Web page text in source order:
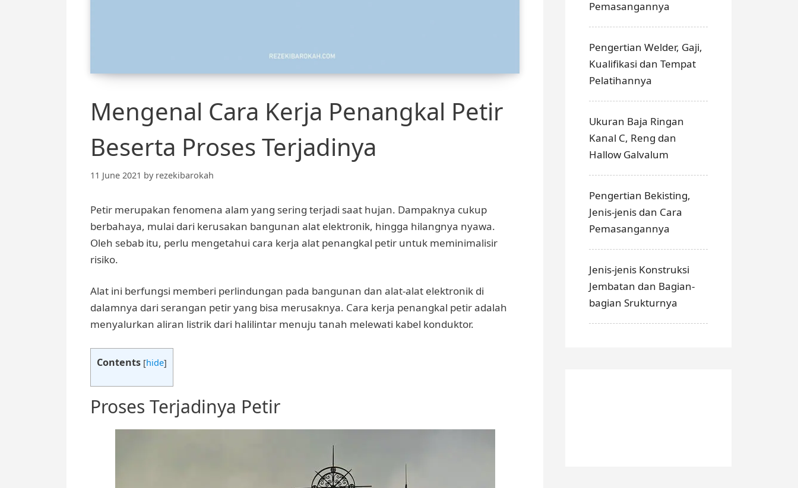
Mengenal Cara Kerja Penangkal Petir
Beserta Proses Terjadinya
11 June 2021 by rezekibarokah
Petir merupakan fenomena alam yang sering terjadi saat hujan. Dampaknya cukup
berbahaya, mulai dari kerusakan bangunan alat elektronik, hingga hilangnya nyawa.
Oleh sebab itu, perlu mengetahui cara kerja alat penangkal petir untuk meminimalisir
risiko.
Alat ini berfungsi memberi perlindungan pada bangunan dan alat-alat elektronik di
dalamnya dari serangan petir yang bisa merusaknya. Cara kerja penangkal petir adalah
menyalurkan aliran listrik dari halilintar menuju tanah melewati kabel konduktor.
Contents [hide]
Proses Terjadinya Petir
Pemasangannya
Pengertian Welder, Gaji,
Kualifikasi dan Tempat
Pelatihannya
Ukuran Baja Ringan
Kanal C, Reng dan
Hallow Galvalum
Pengertian Bekisting,
Jenis-jenis dan Cara
Pemasangannya
Jenis-jenis Konstruksi
Jembatan dan Bagian-
bagian Srukturnya